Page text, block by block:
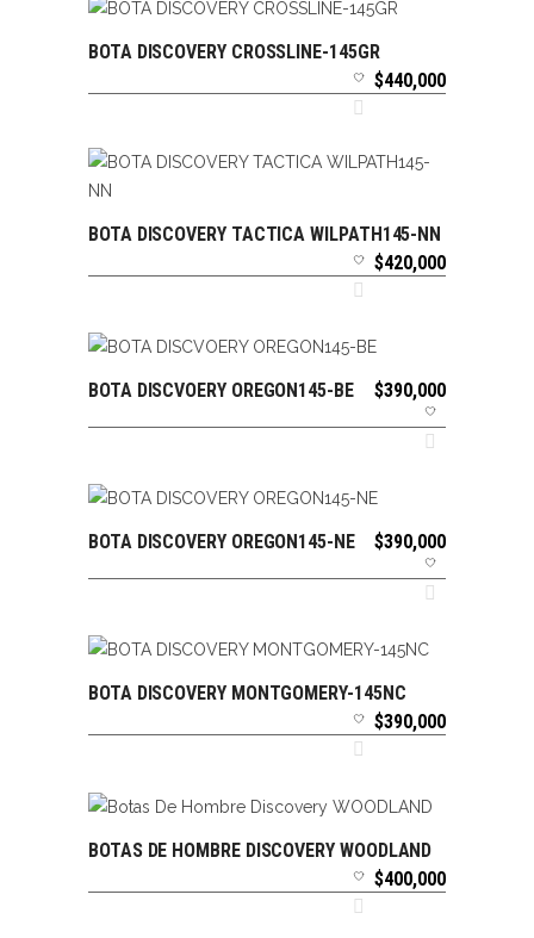
SELECCIONAR OPCIONES
BOTA DISCOVERY CROSSLINE-145GR
$440,000
SELECCIONAR OPCIONES
BOTA DISCOVERY TACTICA WILPATH145-NN
$420,000
SELECCIONAR OPCIONES
BOTA DISCVOERY OREGON145-BE $390,000
SELECCIONAR OPCIONES
BOTA DISCOVERY OREGON145-NE $390,000
SELECCIONAR OPCIONES
BOTA DISCOVERY MONTGOMERY-145NC
$390,000
SELECCIONAR OPCIONES
BOTAS DE HOMBRE DISCOVERY WOODLAND
$400,000